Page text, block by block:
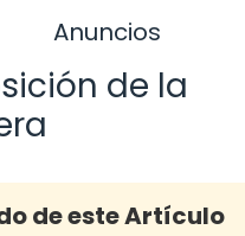
Anuncios
de la
de este Artículo